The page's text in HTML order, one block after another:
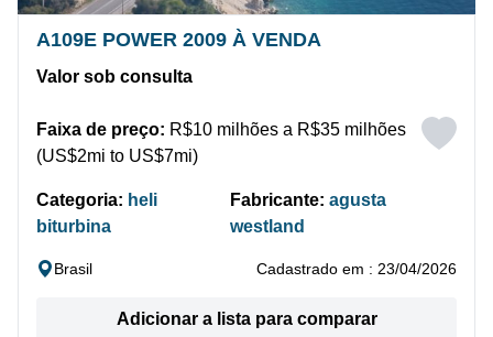
A109E POWER 2009 À VENDA
Valor sob consulta
Faixa de preço: R$10 milhões a R$35 milhões
(US$2mi to US$7mi)
Categoria: heli
biturbina
Fabricante: agusta
westland
Brasil Cadastrado em : 23/04/2026
Adicionar a lista para comparar